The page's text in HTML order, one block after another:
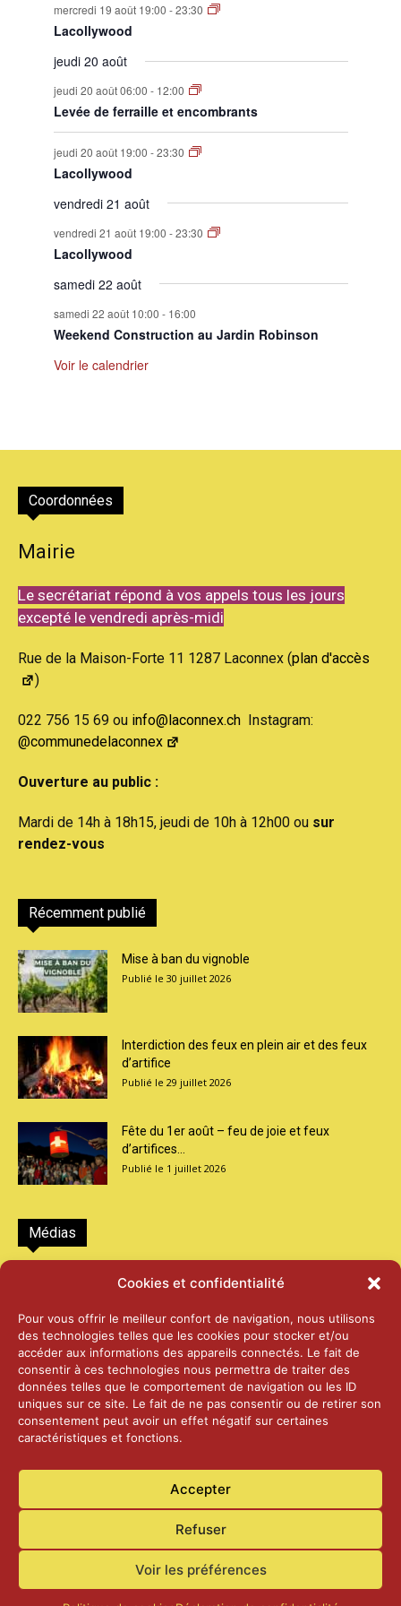
Cookies et confidentialité
Pour vous offrir le meilleur confort de navigation, nous utilisons
des technologies telles que les cookies pour stocker et/ou
accéder aux informations des appareils connectés. Le fait de
consentir à ces technologies nous permettra de traiter des
données telles que le comportement de navigation ou les ID
uniques sur ce site. Le fait de ne pas consentir ou de retirer son
consentement peut avoir un effet négatif sur certaines
caractéristiques et fonctions.
Accepter
Refuser
Voir les préférences
mercredi 19 août 19:00 -23:30
Lacollywood
jeudi 20 août
jeudi 20 août 06:00 - 12:00
Levée de ferraille et encombrants
jeudi 20 août 19:00 -23:30
Lacollywood
vendredi 21 août
vendredi 21 août 19:00 -23:30
Lacollywood
samedi 22 août
samedi 22 août 10:00 - 16:00
Weekend Construction au Jardin Robinson
Voir le calendrier
Coordonnées
Mairie
Le secrétariat répond à vos appels tous les jours
excepté le vendredi après-midi
Rue de la Maison-Forte 11 1287 Laconnex (plan d'accès
)
022 756 15 69 ou info@laconnex.ch Instagram:
@communedelaconnex
Ouverture au public :
Mardi de 14h à 18h15, jeudi de 10h à 12h00 ou sur
rendez-vous
Récemment publié
Mise à ban du vignoble
30 juillet 2026
Interdiction des feux en plein air et des feux
d’artifice
29 juillet 2026
Fête du 1er août – feu de joie et feux
d’artifices...
1 juillet 2026
Médias
2026 – Laiterie d’Orsières et Abbaye de St-
25 juin 2026
2025 – Palais Fédéral – Berne
25 juin 2026
14 janvier 2025
Actualités Contact Confidentialité